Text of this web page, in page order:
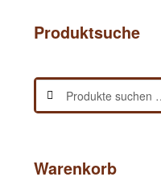
Produktsuche
Suchen
Suchen
Warenkorb